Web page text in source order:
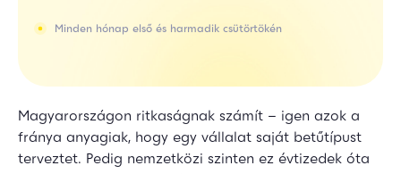
Minden hónap első és harmadik csütörtökén
Magyarországon ritkaságnak számít – igen azok a
fránya anyagiak, hogy egy vállalat saját betűtípust
terveztet. Pedig nemzetközi szinten ez évtizedek óta